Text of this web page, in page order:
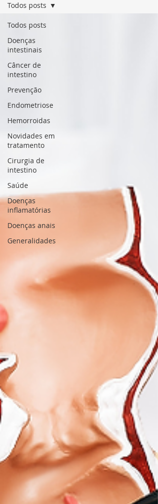
Todos posts
Doenças
intestinais
Câncer de
intestino
Prevenção
Endometriose
Hemorroidas
Novidades em
tratamento
Cirurgia de
intestino
Saúde
Doenças
inflamatórias
Doenças anais
Generalidades
Todos posts